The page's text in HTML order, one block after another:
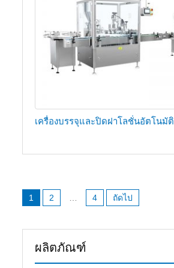
เครื่องบรรจุและปิดฝาโลชั่นอัตโนมัติ
นำทาง
1 2 4 ถัดไป
ผลิตภัณฑ์